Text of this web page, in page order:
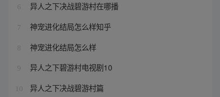
6 异人之下决战碧游村在哪播
7 神宠进化结局怎么样知乎
8 神宠进化结局怎么样
9 异人之下碧游村电视剧10
10 异人之下决战碧游村篇